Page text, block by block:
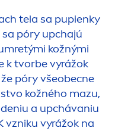
tela sa pupienky
póry upchajú
kožnými
k tvorbe vyrážok
póry všeobecne
kožného mazu,
a upchávaniu
vzniku vyrážok na